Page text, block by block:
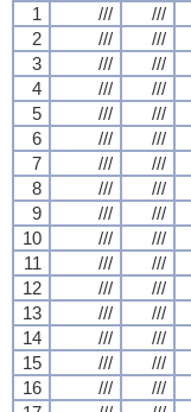
1
/// ///
2
/// ///
3
/// ///
4
/// ///
5
/// ///
6
/// ///
7
/// ///
8
/// ///
9
/// ///
10
/// ///
11
/// ///
12
/// ///
13
/// ///
14
/// ///
15
/// ///
16
/// ///